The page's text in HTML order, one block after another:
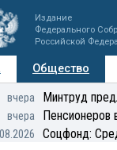
Издание
Федерального
Российской
Общество
Мнения
вчера Минтруд
вчера Пенсионеров
Соцфонд: